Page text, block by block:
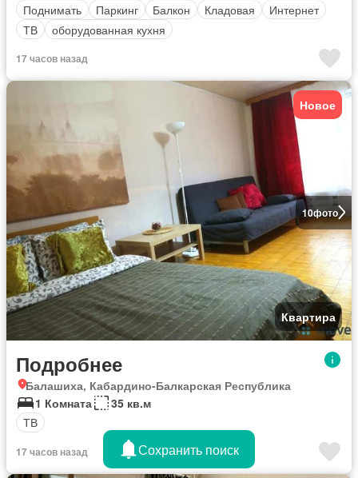
Поднимать
Паркинг Балкон Кладовая
Интернет
ТВ
оборудованная кухня
17 часов назад
10фото
Новое
Квартира
Подробнее
Балашиха, Кабардино-Балкарская Республика
1 Комната
35 кв.м
ТВ
17 часов назад Сохранить поиск